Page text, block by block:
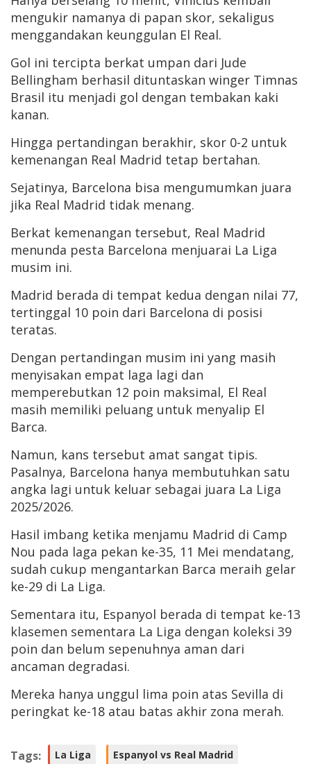
mengukir namanya di papan skor, sekaligus
menggandakan keunggulan El Real.
Gol ini tercipta berkat umpan dari Jude
Bellingham berhasil dituntaskan winger Timnas
Brasil itu menjadi gol dengan tembakan kaki
kanan.
Hingga pertandingan berakhir, skor 0-2 untuk
kemenangan Real Madrid tetap bertahan.
Sejatinya, Barcelona bisa mengumumkan juara
jika Real Madrid tidak menang.
Berkat kemenangan tersebut, Real Madrid
menunda pesta Barcelona menjuarai La Liga
musim ini.
Madrid berada di tempat kedua dengan nilai 77,
tertinggal 10 poin dari Barcelona di posisi
teratas.
Dengan pertandingan musim ini yang masih
menyisakan empat laga lagi dan
memperebutkan 12 poin maksimal, El Real
masih memiliki peluang untuk menyalip El
Barca.
Namun, kans tersebut amat sangat tipis.
Pasalnya, Barcelona hanya membutuhkan satu
angka lagi untuk keluar sebagai juara La Liga
2025/2026.
Hasil imbang ketika menjamu Madrid di Camp
Nou pada laga pekan ke-35, 11 Mei mendatang,
sudah cukup mengantarkan Barca meraih gelar
ke-29 di La Liga.
Sementara itu, Espanyol berada di tempat ke-13
klasemen sementara La Liga dengan koleksi 39
poin dan belum sepenuhnya aman dari
ancaman degradasi.
Mereka hanya unggul lima poin atas Sevilla di
peringkat ke-18 atau batas akhir zona merah.
Tags: La Liga Espanyol vs Real Madrid